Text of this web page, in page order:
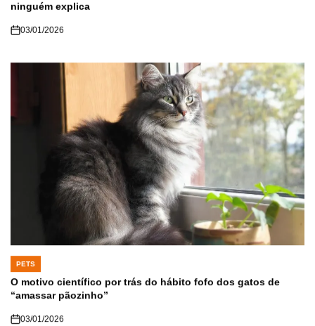
ninguém explica
03/01/2026
POSTED
PETS
O motivo científico por trás do hábito fofo dos gatos de
“amassar pãozinho”
03/01/2026